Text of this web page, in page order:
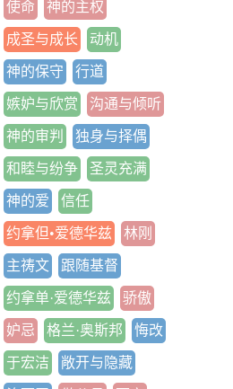
使命 神的主权
成圣与成长 动机
神的保守 行道
嫉妒与欣赏 沟通与倾听
神的审判 独身与择偶
和睦与纷争 圣灵充满
神的爱 信任
约拿但•爱德华兹 林刚
主祷文 跟随基督
约拿单·爱德华兹 骄傲
妒忌 格兰·奥斯邦 悔改
于宏洁 敞开与隐藏